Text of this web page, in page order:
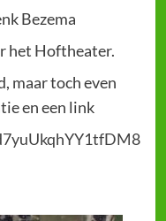
Bezema
het Hoftheater.
maar toch even
en een link